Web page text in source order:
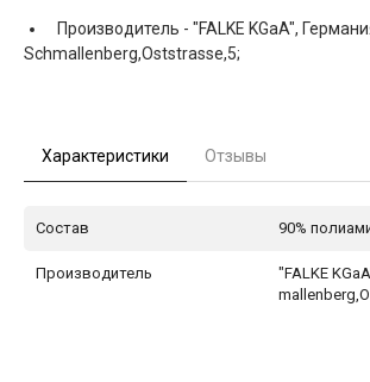
Производитель - "FALKE KGaA",
Schmallenberg,Oststrasse,5;
Характеристики Отзывы
Состав 90%
Производитель
"FALKE